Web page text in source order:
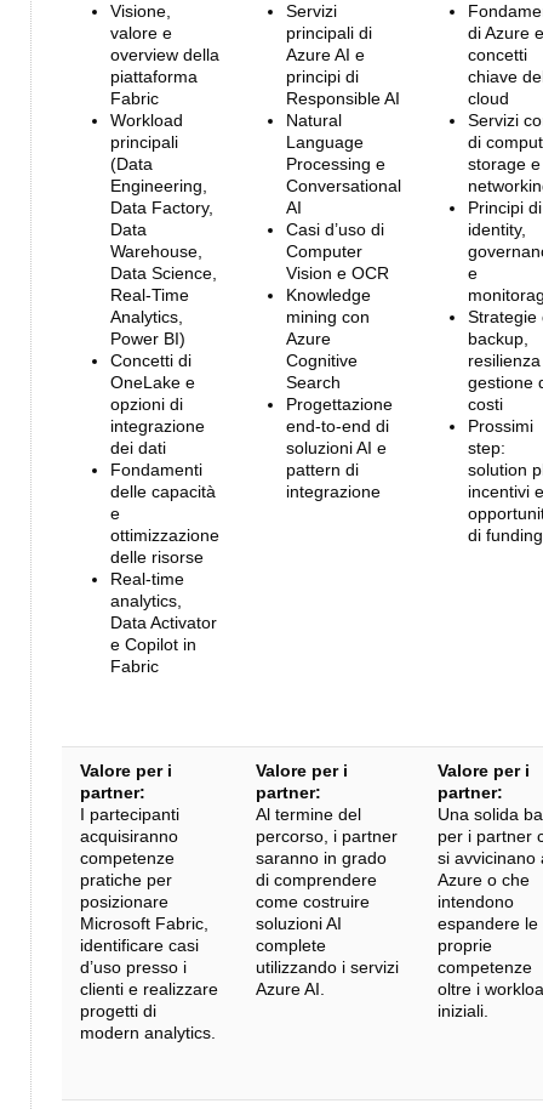
Visione,
valore e
overview della
piattaforma
Fabric
Workload
principali
(Data
Engineering,
Data Factory,
Data
Warehouse,
Data Science,
Real-Time
Analytics,
Power BI)
Concetti di
OneLake e
opzioni di
integrazione
dei dati
Fondamenti
delle capacità
e
ottimizzazione
delle risorse
Real-time
analytics,
Data Activator
e Copilot in
Fabric
Servizi
principali di
Azure AI e
principi di
Responsible AI
Natural
Language
Processing e
Conversational
AI
Casi d’uso di
Computer
Vision e OCR
Knowledge
mining con
Azure
Cognitive
Search
Progettazione
end-to-end di
soluzioni AI e
pattern di
integrazione
di Azure e
concetti
chiave
cloud
Servizi
di
storage e
Principi di
identity,
e
Strategie
backup,
gestione
costi
Prossimi
step:
solution
incentivi e
di funding
Valore per i
partner:
I partecipanti
acquisiranno
competenze
pratiche per
posizionare
Microsoft Fabric,
identificare casi
d’uso presso i
clienti e realizzare
progetti di
modern analytics.
Valore per i
partner:
Al termine del
percorso, i partner
saranno in grado
di comprendere
come costruire
soluzioni AI
complete
utilizzando i servizi
Azure AI.
Valore per i
partner:
Una solida
per i partner
si avvicinano
Azure o che
intendono
espandere le
proprie
competenze
oltre i
iniziali.